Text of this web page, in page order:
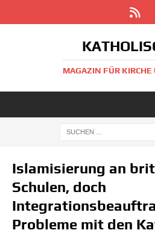
MAGAZIN FÜR
Islamisierung an
Schulen, doch
Probleme mit den